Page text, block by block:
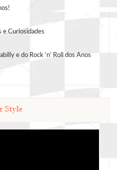
Curiosidades
e do Rock ‘n’ Roll dos Anos
Style